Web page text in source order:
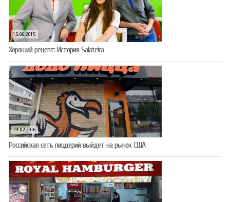
15.06.2015
Хороший рецепт: История Salateira
24.02.2016
Российская сеть пиццерий выйдет на рынок США